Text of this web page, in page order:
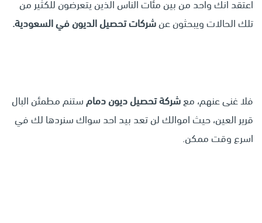
اعتقد انك واحد من بين مئات الناس الذين يتعرضون للكثير من
تلك الحالات ويبحثون عنشركات تحصيل الديون في السعودية.
فلا غنى عنهم، معشركة تحصيل ديون دمامستنم مطمئن البال
قرير العين، حيث اموالك لن تعد بيد احد سواك سنردها لك في
اسرع وقت ممكن.